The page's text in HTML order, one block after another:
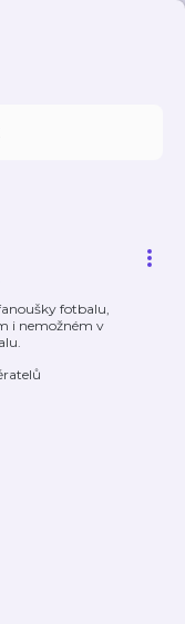
fotbalu,
i nemožném v